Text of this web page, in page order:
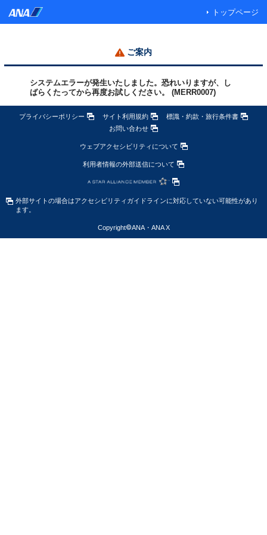
トップページ
ご案内
システムエラーが発生いたしました。恐れいりますが、し
ばらくたってから再度お試しください。 (MERR0007)
プライバシーポリシー サイト利用規約
標識・約款・旅行条件書
お問い合わせ
ウェブアクセシビリティについて
利用者情報の外部送信について
外部サイトの場合はアクセシビリティガイドラインに対応していない可能性があり
ます。
Copyright©ANA・ANA X